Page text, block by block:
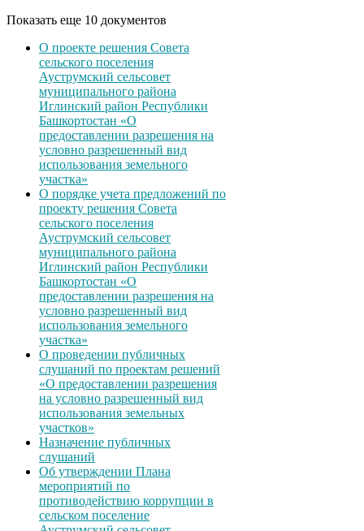
Показать еще 10 документов
О проекте решения Совета
сельского поселения
Ауструмский сельсовет
муниципального района
Иглинский район Республики
Башкортостан «О
предоставлении разрешения на
условно разрешенный вид
использования земельного
участка»
О порядке учета предложений по
проекту решения Совета
сельского поселения
Ауструмский сельсовет
муниципального района
Иглинский район Республики
Башкортостан «О
предоставлении разрешения на
условно разрешенный вид
использования земельного
участка»
О проведении публичных
слушаний по проектам решений
«О предоставлении разрешения
на условно разрешенный вид
использования земельных
участков»
Назначение публичных
слушаний
Об утверждении Плана
мероприятий по
противодействию коррупции в
сельском поселение